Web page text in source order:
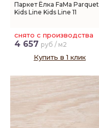
Паркет Ёлка FaMa Parquet
Kids Line Kids Line 11
снято с производства
4 657 руб / м2
Купить в 1 клик